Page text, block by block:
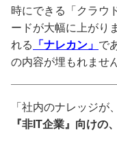
時にできる「クラウ
ードが大幅に上がり
れる
「ナレカン」 で
の内容が埋もれませ
「社内のナレッジが
『非IT企業』向けの